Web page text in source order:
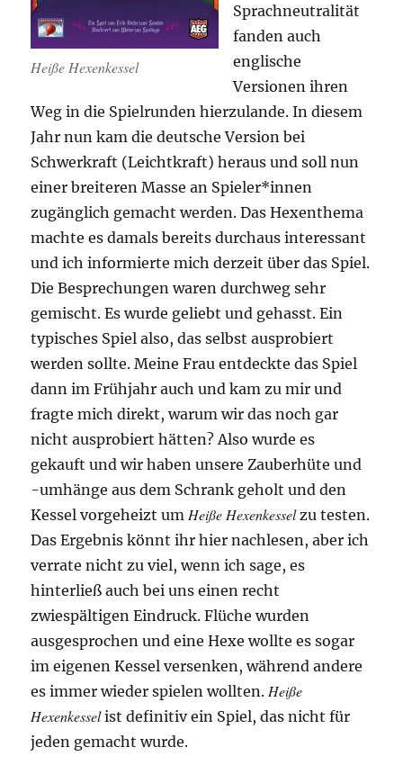
Heiße Hexenkessel
Sprachneutralität
fanden auch
englische
Versionen ihren
Weg in die Spielrunden hierzulande. In diesem
Jahr nun kam die deutsche Version bei
Schwerkraft (Leichtkraft) heraus und soll nun
einer breiteren Masse an Spieler*innen
zugänglich gemacht werden. Das Hexenthema
machte es damals bereits durchaus interessant
und ich informierte mich derzeit über das Spiel.
Die Besprechungen waren durchweg sehr
gemischt. Es wurde geliebt und gehasst. Ein
typisches Spiel also, das selbst ausprobiert
werden sollte. Meine Frau entdeckte das Spiel
dann im Frühjahr auch und kam zu mir und
fragte mich direkt, warum wir das noch gar
nicht ausprobiert hätten? Also wurde es
gekauft und wir haben unsere Zauberhüte und
-umhänge aus dem Schrank geholt und den
Kessel vorgeheizt um Heiße Hexenkesselzu testen.
Das Ergebnis könnt ihr hier nachlesen, aber ich
verrate nicht zu viel, wenn ich sage, es
hinterließ auch bei uns einen recht
zwiespältigen Eindruck. Flüche wurden
ausgesprochen und eine Hexe wollte es sogar
im eigenen Kessel versenken, während andere
es immer wieder spielen wollten. Heiße
Hexenkesselist definitiv ein Spiel, das nicht für
jeden gemacht wurde.